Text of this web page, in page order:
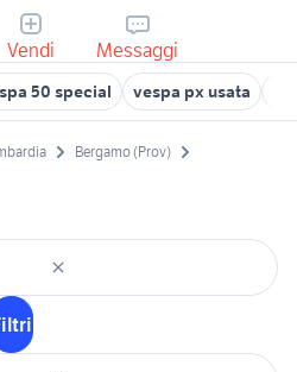
Vendi Messaggi
50 special vespa px usata
Bergamo (Prov)